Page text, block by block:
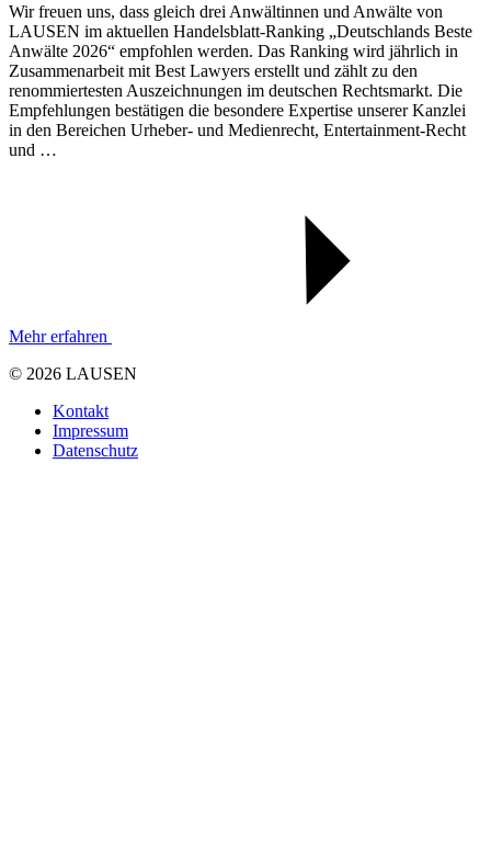
Wir freuen uns, dass gleich drei Anwältinnen und Anwälte von
LAUSEN im aktuellen Handelsblatt-Ranking „Deutschlands Beste
Anwälte 2026“ empfohlen werden. Das Ranking wird jährlich in
Zusammenarbeit mit Best Lawyers erstellt und zählt zu den
renommiertesten Auszeichnungen im deutschen Rechtsmarkt. Die
Empfehlungen bestätigen die besondere Expertise unserer Kanzlei
in den Bereichen Urheber- und Medienrecht, Entertainment-Recht
und …
Mehr erfahren
© 2026 LAUSEN
Kontakt
Impressum
Datenschutz